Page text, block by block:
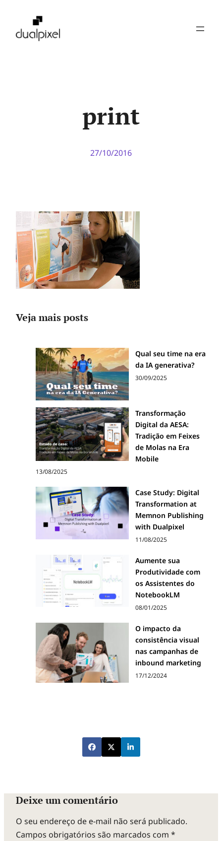
print
27/10/2016
Veja mais posts
Qual seu time na era
da IA generativa?
30/09/2025
Transformação
Digital da AESA:
Tradição em Feixes
de Molas na Era
Mobile
13/08/2025
Case Study: Digital
Transformation at
Memnon Publishing
with Dualpixel
11/08/2025
Aumente sua
Produtividade com
os Assistentes do
NotebookLM
08/01/2025
O impacto da
consistência visual
nas campanhas de
inbound marketing
17/12/2024
Deixe um comentário
O seu endereço de e-mail não será publicado.
Campos obrigatórios são marcados com *